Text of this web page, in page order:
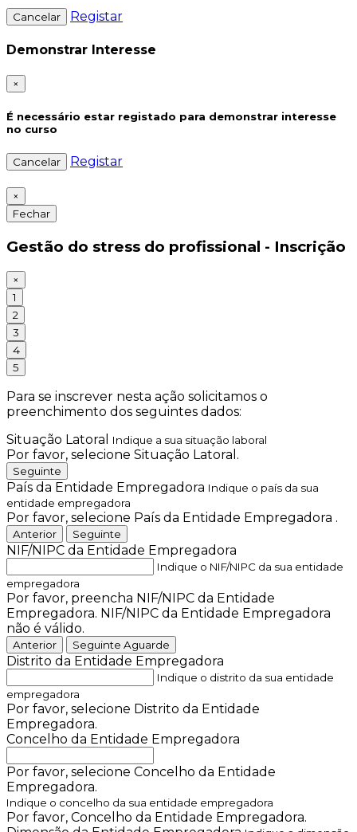
Cancelar Registar
Demonstrar Interesse
×
É necessário estar registado para demonstrar interesse
no curso
Cancelar Registar
×
Fechar
Gestão do stress do profissional - Inscrição
×
1
2
3
4
5
Para se inscrever nesta ação solicitamos o
preenchimento dos seguintes dados:
Situação Latoral
Indique a sua situação laboral
Por favor, selecione Situação Latoral.
Seguinte
País da Entidade Empregadora Indique o país da sua
entidade empregadora
Por favor, selecione País da Entidade Empregadora .
Anterior Seguinte
NIF/NIPC da Entidade Empregadora
Indique o NIF/NIPC da sua entidade
empregadora
Por favor, preencha NIF/NIPC da Entidade
Empregadora. NIF/NIPC da Entidade Empregadora
não é válido.
Anterior Seguinte Aguarde
Distrito da Entidade Empregadora
Indique o distrito da sua entidade
empregadora
Por favor, selecione Distrito da Entidade
Empregadora.
Concelho da Entidade Empregadora
Por favor, selecione Concelho da Entidade
Empregadora.
Indique o concelho da sua entidade empregadora
Por favor, Concelho da Entidade Empregadora.